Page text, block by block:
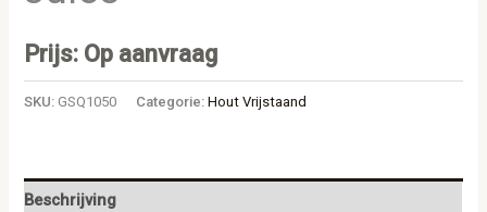
Prijs: Op aanvraag
SKU: GSQ1050 Categorie:Hout Vrijstaand
Beschrijving